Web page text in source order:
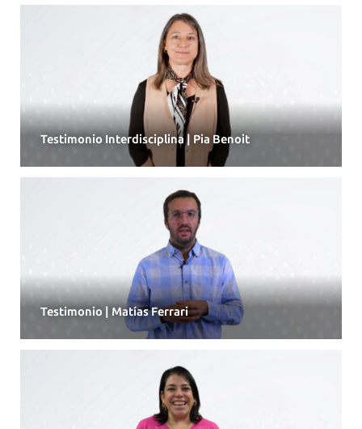
Testimonio Interdisciplina | Pia Benoit
Testimonio | Matías Ferrari